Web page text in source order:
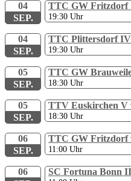
04
SEP.
TTC GW Fritzdorf
19:30 Uhr
04
SEP.
TTC Plittersdorf
19:30 Uhr
05
SEP.
TTC GW
18:30 Uhr
05
SEP.
TTV Euskirchen
18:30 Uhr
06
SEP.
TTC GW Fritzdorf
11:00 Uhr
06
SC Fortuna Bonn